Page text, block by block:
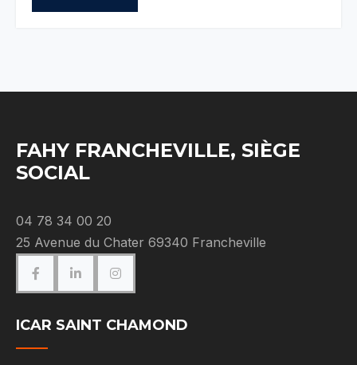
FAHY FRANCHEVILLE, SIÈGE
SOCIAL
04 78 34 00 20
25 Avenue du Chater 69340 Francheville
ICAR SAINT CHAMOND